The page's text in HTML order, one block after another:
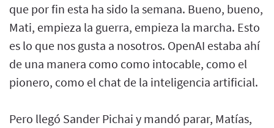
que por fin esta ha sido la semana. Bueno, bueno,
Mati, empieza la guerra, empieza la marcha. Esto
es lo que nos gusta a nosotros. OpenAI estaba ahí
de una manera como como intocable, como el
pionero, como el chat de la inteligencia artificial.
Pero llegó Sander Pichai y mandó parar, Matías,